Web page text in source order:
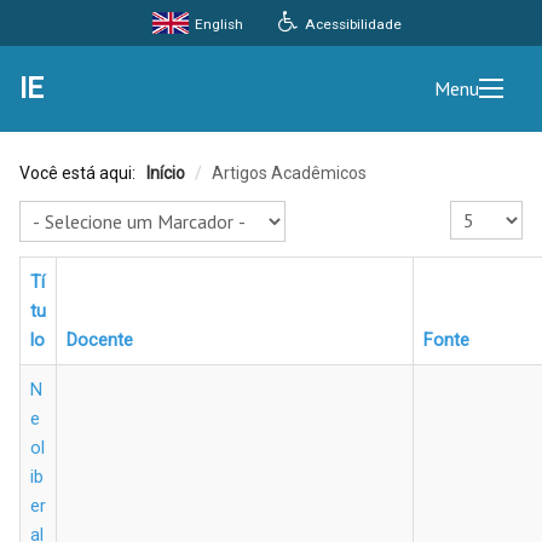
Acessibilidade
English
IE Menu
Você está aqui: Início / Artigos Acadêmicos
Exibir #
Tí
tu
lo
Docente Fonte
N
e
ol
ib
er
al